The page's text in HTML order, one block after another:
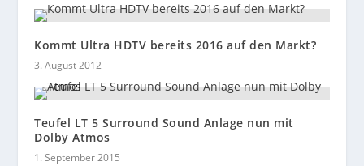
Kommt Ultra HDTV bereits 2016 auf den Markt?
3. August 2012
Teufel LT 5 Surround Sound Anlage nun mit
Dolby Atmos
1. September 2015